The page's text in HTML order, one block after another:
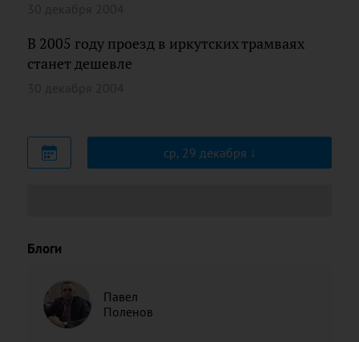
В 2005 году проезд в иркутских трамваях
станет дешевле
ср, 29 декабря
Блоги
Павел
Поленов